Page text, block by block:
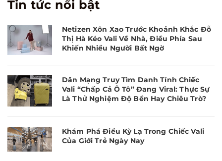
Tin tức nổi bật
Netizen Xôn Xao Trước Khoảnh Khắc Đỗ
Thị Hà Kéo Vali Về Nhà, Điều Phía Sau
Khiến Nhiều Người Bất Ngờ
Dân Mạng Truy Tìm Danh Tính Chiếc
Vali “Chấp Cả Ô Tô” Đang Viral: Thực Sự
Là Thử Nghiệm Độ Bền Hay Chiêu Trò?
Khám Phá Điều Kỳ Lạ Trong Chiếc Vali
Của Giới Trẻ Ngày Nay